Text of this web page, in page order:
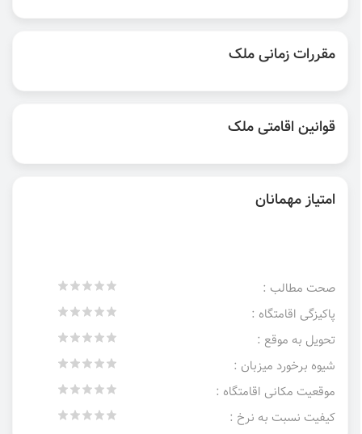
مقررات زمانی ملک
قوانین اقامتی ملک
امتیاز مهمانان
صحت مطالب :
پاکیزگی اقامتگاه :
تحویل به موقع :
شیوه برخورد میزبان :
موقعیت مکانی اقامتگاه :
کیفیت نسبت به نرخ :